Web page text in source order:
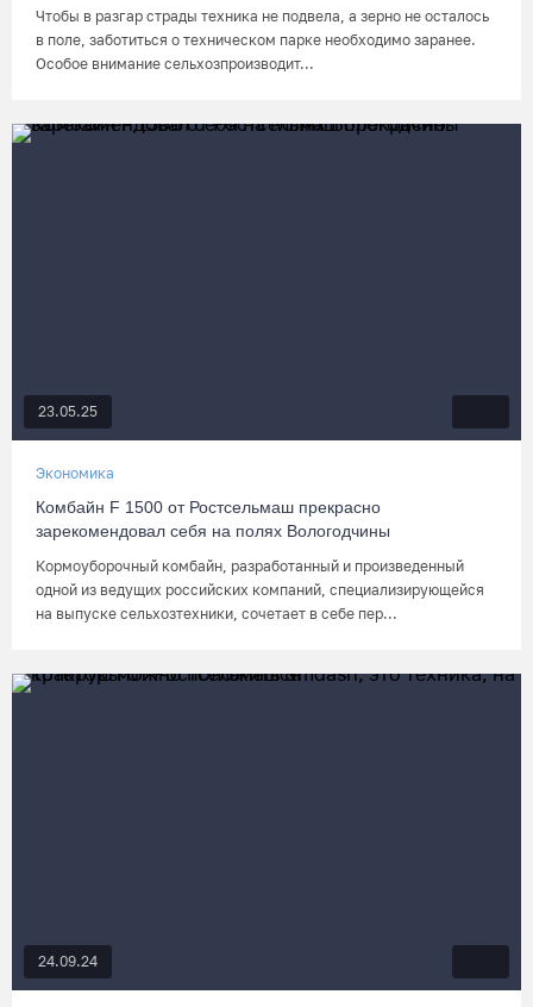
Чтобы в разгар страды техника не подвела, а зерно не осталось
в поле, заботиться о техническом парке необходимо заранее.
Особое внимание сельхозпроизводит...
23.05.25
Экономика
Комбайн F 1500 от Ростсельмаш прекрасно
зарекомендовал себя на полях Вологодчины
Кормоуборочный комбайн, разработанный и произведенный
одной из ведущих российских компаний, специализирующейся
на выпуске сельхозтехники, сочетает в себе пер...
24.09.24